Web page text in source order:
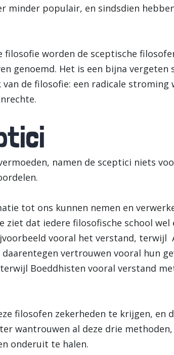
minder populair, en sindsdien
filosofie worden de sceptische
genoemd. Het is een bijna vergeten
de filosofie: een radicale
namen de sceptici niets
tot ons kunnen nemen en
ziet dat iedere filosofische school
vooral het verstand,
vertrouwen vooral hun
Boeddhisten vooral verstand
filosofen zekerheden te krijgen, en
wantrouwen al deze drie
onderuit te halen.